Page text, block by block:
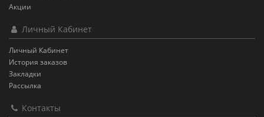
Акции
Личный Кабинет
Личный Кабинет
История заказов
Закладки
Рассылка
Контакты